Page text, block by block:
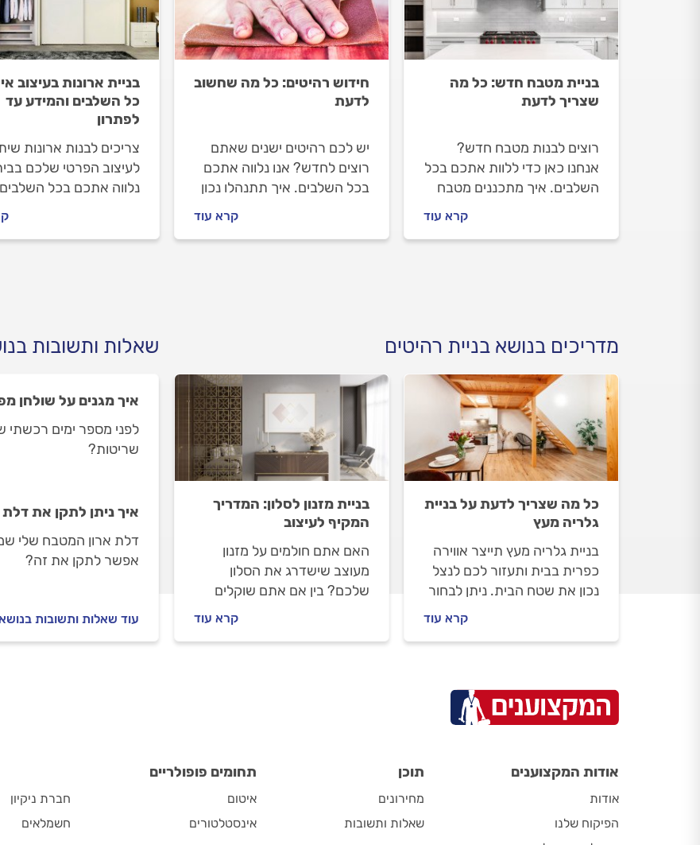
בניית מטבח חדש: כל מה
שצריך לדעת
רוצים לבנות מטבח חדש?
אנחנו כאן כדי ללוות אתכם בכל
השלבים. איך מתכננים מטבח
מקצועי לפני העבודה ובמהלכה
וכמה עולה בניית מטבח חדש?
קרא עוד
חידוש רהיטים: כל מה שחשוב
לדעת
יש לכם רהיטים ישנים שאתם
רוצים לחדש? אנו נלווה אתכם
בכל השלבים. איך תתנהלו נכון
שמזמינים אותו וכמה עולה
לחדש רהיטים ישנים? ריכזנו
קרא עוד
בניית ארונות בעיצוב
כל השלבים והמידע עד
לפתרון
צריכים לבנות ארונות
לעיצוב הפרטי שלכם
נלווה אתכם בכל
חשוב לבדוק לפני
אותו וכמה עולה לבנות
מדריכים בנושא בניית רהיטים
כל מה שצריך לדעת על בניית
גלריה מעץ
בניית גלריה מעץ תייצר אווירה
כפרית בבית ותעזור לכם לנצל
נכון את שטח הבית. ניתן לבחור
מראה ייחודי משלו. הבנייה לא
אורכת זמן רב והתוצאה תישאר
שחשוב לדעת לפני שבונים
גלריה מעץ, במדריך הבא.
קרא עוד
בניית מזנון לסלון: המדריך
המקיף לעיצוב
האם אתם חולמים על מזנון
מעוצב שישדרג את הסלון
שלכם? בין אם אתם שוקלים
מודרני או פתרון יצירתי אחר,
המדריך הזה יעזור לכם לתכנן
קרא עוד
שאלות ותשובות
איך מגנים על שולחן
לפני מספר ימים רכשתי
שריטות?
איך ניתן לתקן את
דלת ארון המטבח שלי
אפשר לתקן את זה?
עוד שאלות ותשובות
אודות המקצוענים
אודות
הפיקוח שלנו
תוכן
מחירונים
שאלות ותשובות
תחומים פופולריים
איטום
אינסטלטורים
חברת ניקיון
חשמלאים